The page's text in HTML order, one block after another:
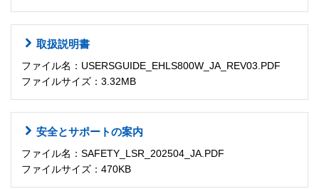
取扱説明書
ファイル名：USERSGUIDE_EHLS800W_JA_REV03.PDF
ファイルサイズ：3.32MB
安全とサポートの案内
ファイル名：SAFETY_LSR_202504_JA.PDF
ファイルサイズ：470KB